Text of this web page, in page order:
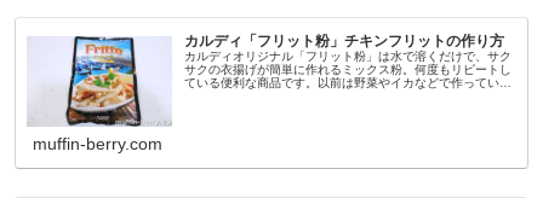
カルディ「フリット粉」チキンフリットの作り方
カルディオリジナル「フリット粉」は水で溶くだけで、サク
サクの衣揚げが簡単に作れるミックス粉。何度もリピートし
ている便利な商品です。以前は野菜やイカなどで作っていた
muffin-berry.com